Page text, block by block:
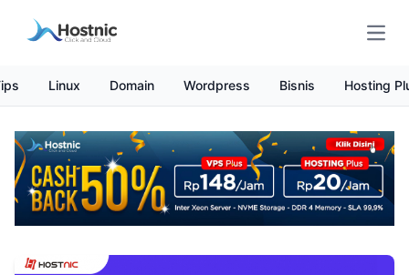
Linux Domain Wordpress Bisnis Hosting